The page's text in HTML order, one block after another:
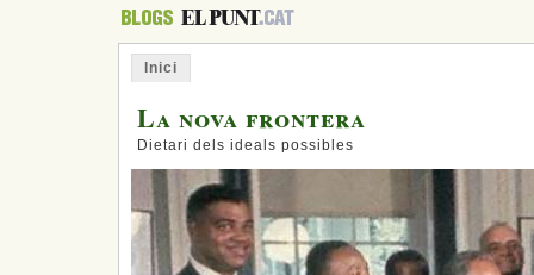
Inici
La nova frontera
Dietari dels ideals possibles